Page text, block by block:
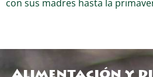
con sus madres hasta la